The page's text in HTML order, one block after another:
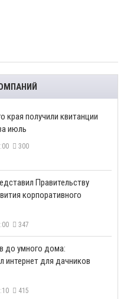
края получили квитанции
июль
300
Правительству
корпоративного
347
до умного дома:
интернет для дачников
415